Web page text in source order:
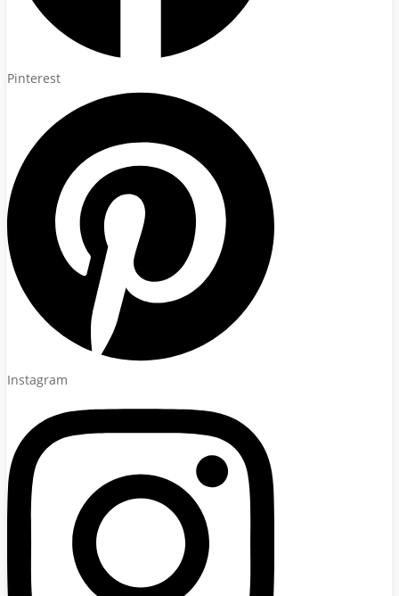
Pinterest
Instagram